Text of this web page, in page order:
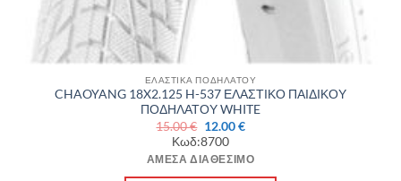
ΕΛΑΣΤΙΚΑ ΠΟΔΗΛΑΤΟΥ
CHAOYANG 18X2.125 H-537 ΕΛΑΣΤΙΚΟ ΠΑΙΔΙΚΟΥ
ΠΟΔΗΛΑΤΟΥ WHITE
15.00€ Original
price
was:
15.00 €.
12.00€Η
είναι:
Κωδ:8700
ΆΜΕΣΑ ΔΙΑΘΈΣΙΜΟ